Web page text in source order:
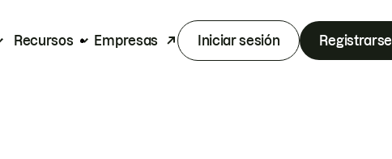
Recursos Empresas Iniciar sesión Registrarse